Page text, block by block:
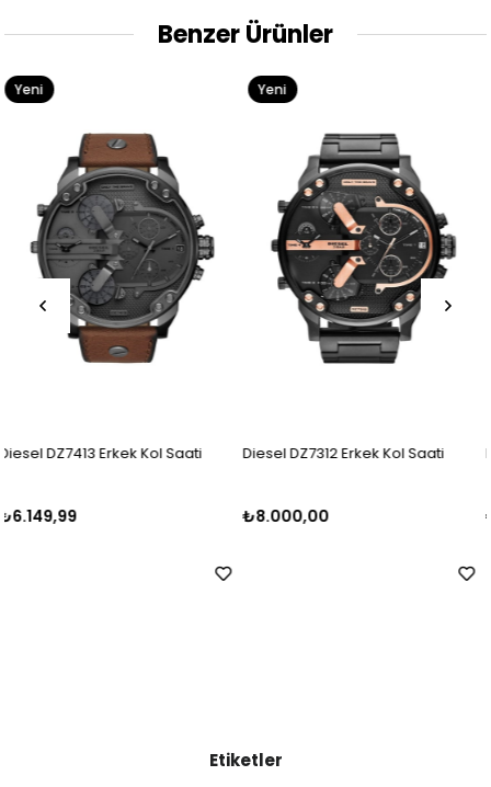
Benzer Ürünler
Diesel DZ7312 Erkek Kol Saati
₺8.000,00
Diesel DZ7396 Erkek Kol
₺8.000,00
Etiketler